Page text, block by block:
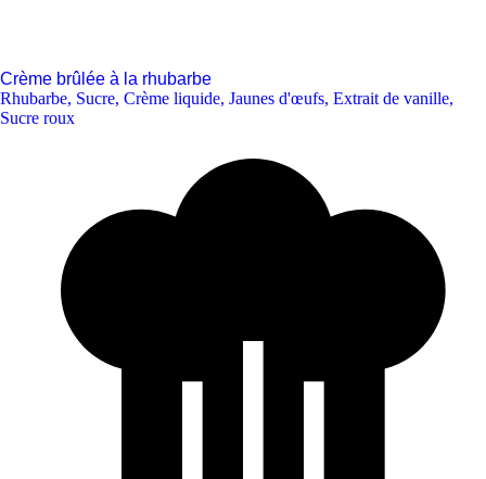
Crème brûlée à la rhubarbe
Rhubarbe, Sucre, Crème liquide, Jaunes d'œufs, Extrait de vanille,
Sucre roux